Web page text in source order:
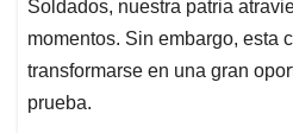
s
A
p
p
b
o
o
e
d
I
l
a
d
s
Soldados, nuestra patria
momentos. Sin embargo, esta
transformarse en una gran
prueba.